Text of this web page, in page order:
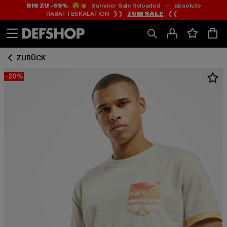
Zum
Inhalt
springen
Zum
Fußzeile
springen
BIS ZU -65%😲💥 Summer Sale Reloaded — absolute
RABATTESKALATION ❯❯ ZUM SALE ❮❮
ZURÜCK
-20%